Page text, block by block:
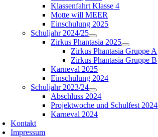
Klassenfahrt Klasse 4
Motte will MEER
Einschulung 2025
Schuljahr 2024/25
Zirkus Phantasia 2025
Zirkus Phantasia Gruppe A
Zirkus Phantasia Gruppe B
Karneval 2025
Einschulung 2024
Schuljahr 2023/24
Abschluss 2024
Projektwoche und Schulfest 2024
Karneval 2024
Kontakt
Impressum